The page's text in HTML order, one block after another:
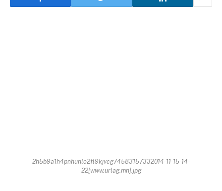
2h5b9a1h4pnhunlo2fl9kjvcg74583157332014-11-15-14-
22[www.urlag.mn].jpg